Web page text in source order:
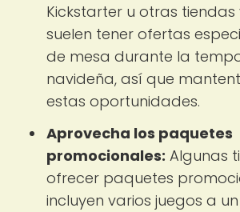
Kickstarter u otras tiendas
suelen tener ofertas
de mesa durante la
navideña, así que
estas oportunidades.
Aprovecha los paquetes
promocionales: Algunas
ofrecer paquetes
incluyen varios juegos a